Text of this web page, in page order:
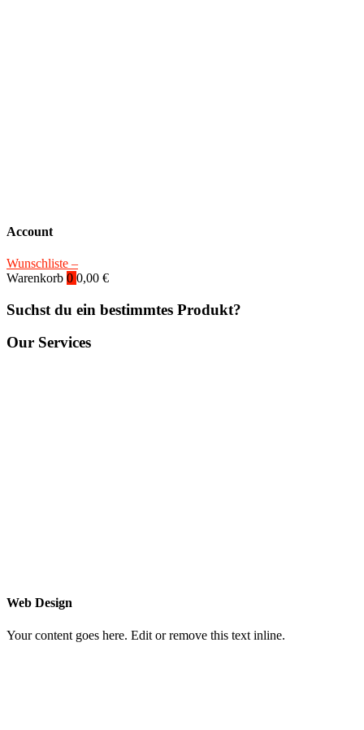
Account
Wunschliste –
Warenkorb 0 0,00 €
Suchst du ein bestimmtes Produkt?
Our Services
Web Design
Your content goes here. Edit or remove this text inline.